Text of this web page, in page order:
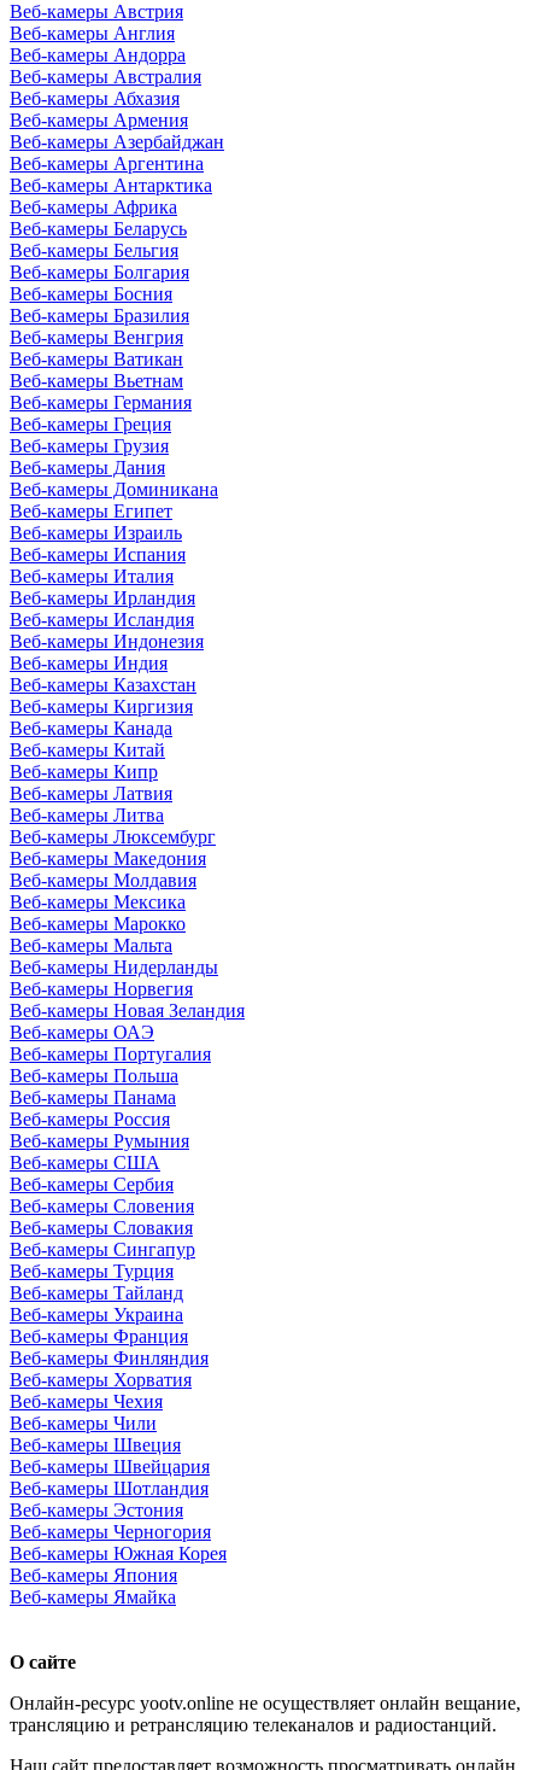
Веб-камеры Австрия
Веб-камеры Англия
Веб-камеры Андорра
Веб-камеры Австралия
Веб-камеры Абхазия
Веб-камеры Армения
Веб-камеры Азербайджан
Веб-камеры Аргентина
Веб-камеры Антарктика
Веб-камеры Африка
Веб-камеры Беларусь
Веб-камеры Бельгия
Веб-камеры Болгария
Веб-камеры Босния
Веб-камеры Бразилия
Веб-камеры Венгрия
Веб-камеры Ватикан
Веб-камеры Вьетнам
Веб-камеры Германия
Веб-камеры Греция
Веб-камеры Грузия
Веб-камеры Дания
Веб-камеры Доминикана
Веб-камеры Египет
Веб-камеры Израиль
Веб-камеры Испания
Веб-камеры Италия
Веб-камеры Ирландия
Веб-камеры Исландия
Веб-камеры Индонезия
Веб-камеры Индия
Веб-камеры Казахстан
Веб-камеры Киргизия
Веб-камеры Канада
Веб-камеры Китай
Веб-камеры Кипр
Веб-камеры Латвия
Веб-камеры Литва
Веб-камеры Люксембург
Веб-камеры Македония
Веб-камеры Молдавия
Веб-камеры Мексика
Веб-камеры Марокко
Веб-камеры Мальта
Веб-камеры Нидерланды
Веб-камеры Норвегия
Веб-камеры Новая Зеландия
Веб-камеры ОАЭ
Веб-камеры Португалия
Веб-камеры Польша
Веб-камеры Панама
Веб-камеры Россия
Веб-камеры Румыния
Веб-камеры США
Веб-камеры Сербия
Веб-камеры Словения
Веб-камеры Словакия
Веб-камеры Сингапур
Веб-камеры Турция
Веб-камеры Тайланд
Веб-камеры Украина
Веб-камеры Франция
Веб-камеры Финляндия
Веб-камеры Хорватия
Веб-камеры Чехия
Веб-камеры Чили
Веб-камеры Швеция
Веб-камеры Швейцария
Веб-камеры Шотландия
Веб-камеры Эстония
Веб-камеры Черногория
Веб-камеры Южная Корея
Веб-камеры Япония
Веб-камеры Ямайка
О сайте
Онлайн-ресурс yootv.online не осуществляет онлайн вещание,
трансляцию и ретрансляцию телеканалов и радиостанций.